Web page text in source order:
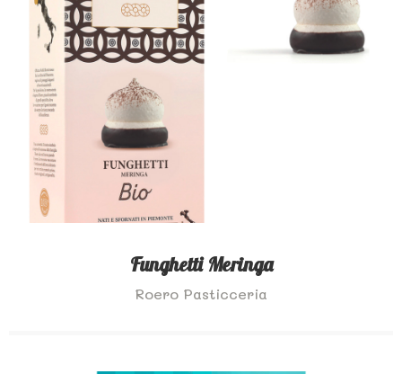
Funghetti Meringa
Roero Pasticceria